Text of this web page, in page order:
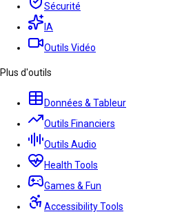
Sécurité
IA
Outils Vidéo
Plus d'outils
Données & Tableur
Outils Financiers
Outils Audio
Health Tools
Games & Fun
Accessibility Tools